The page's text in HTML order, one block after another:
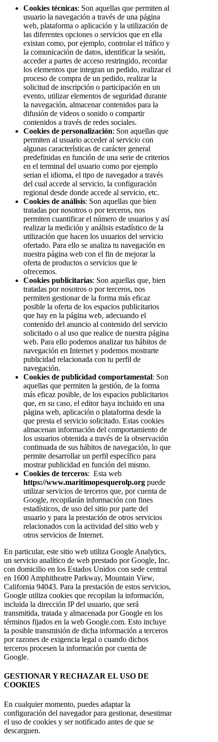
Cookies técnicas: Son aquellas que permiten al
usuario la navegación a través de una página
web, plataforma o aplicación y la utilización de
las diferentes opciones o servicios que en ella
existan como, por ejemplo, controlar el tráfico y
la comunicación de datos, identificar la sesión,
acceder a partes de acceso restringido, recordar
los elementos que integran un pedido, realizar el
proceso de compra de un pedido, realizar la
solicitud de inscripción o participación en un
evento, utilizar elementos de seguridad durante
la navegación, almacenar contenidos para la
difusión de videos o sonido o compartir
contenidos a través de redes sociales.
Cookies de personalización: Son aquellas que
permiten al usuario acceder al servicio con
algunas características de carácter general
predefinidas en función de una serie de criterios
en el terminal del usuario como por ejemplo
serian el idioma, el tipo de navegador a través
del cual accede al servicio, la configuración
regional desde donde accede al servicio, etc.
Cookies de análisis: Son aquellas que bien
tratadas por nosotros o por terceros, nos
permiten cuantificar el número de usuarios y así
realizar la medición y análisis estadístico de la
utilización que hacen los usuarios del servicio
ofertado. Para ello se analiza tu navegación en
nuestra página web con el fin de mejorar la
oferta de productos o servicios que le
ofrecemos.
Cookies publicitarias: Son aquellas que, bien
tratadas por nosotros o por terceros, nos
permiten gestionar de la forma más eficaz
posible la oferta de los espacios publicitarios
que hay en la página web, adecuando el
contenido del anuncio al contenido del servicio
solicitado o al uso que realice de nuestra página
web. Para ello podemos analizar tus hábitos de
navegación en Internet y podemos mostrarte
publicidad relacionada con tu perfil de
navegación.
Cookies de publicidad comportamental: Son
aquellas que permiten la gestión, de la forma
más eficaz posible, de los espacios publicitarios
que, en su caso, el editor haya incluido en una
página web, aplicación o plataforma desde la
que presta el servicio solicitado. Estas cookies
almacenan información del comportamiento de
los usuarios obtenida a través de la observación
continuada de sus hábitos de navegación, lo que
permite desarrollar un perfil específico para
mostrar publicidad en función del mismo.
Cookies de terceros: Esta web
https://www.maritimopesquerolp.org puede
utilizar servicios de terceros que, por cuenta de
Google, recopilarán información con fines
estadísticos, de uso del sitio por parte del
usuario y para la prestación de otros servicios
relacionados con la actividad del sitio web y
otros servicios de Internet.
En particular, este sitio web utiliza Google Analytics,
un servicio analítico de web prestado por Google, Inc.
con domicilio en los Estados Unidos con sede central
en 1600 Amphitheatre Parkway, Mountain View,
California 94043. Para la prestación de estos servicios,
Google utiliza cookies que recopilan la información,
incluida la dirección IP del usuario, que será
transmitida, tratada y almacenada por Google en los
términos fijados en la web Google.com. Esto incluye
la posible transmisión de dicha información a terceros
por razones de exigencia legal o cuando dichos
terceros procesen la información por cuenta de
Google.
GESTIONAR Y RECHAZAR EL USO DE
COOKIES
En cualquier momento, puedes adaptar la
configuración del navegador para gestionar, desestimar
el uso de cookies y ser notificado antes de que se
descarguen.